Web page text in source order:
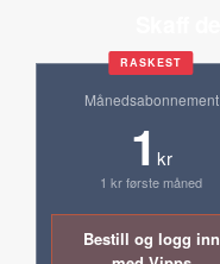
RASKEST
Månedsabonnement
1 kr
1 kr første måned
Bestill og logg inn